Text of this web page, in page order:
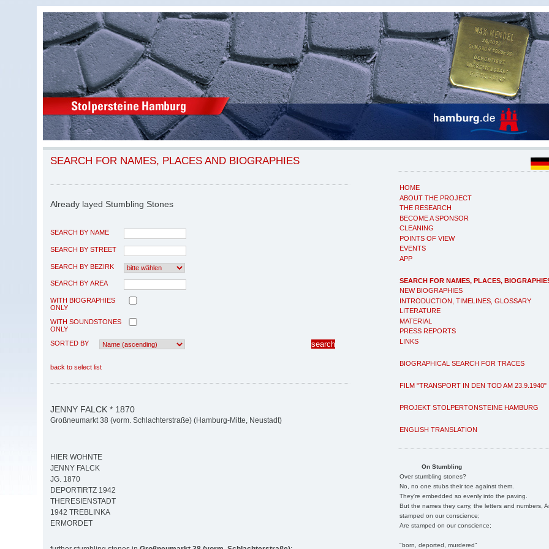
HOME
ABOUT THE PROJECT
THE RESEARCH
BECOME A SPONSOR
CLEANING
POINTS OF VIEW
EVENTS
APP
SEARCH FOR NAMES, PLACES,
NEW BIOGRAPHIES
INTRODUCTION, TIMELINES, GLOSSARY
LITERATURE
MATERIAL
PRESS REPORTS
LINKS
BIOGRAPHICAL SEARCH FOR TRACES
FILM "TRANSPORT IN DEN TOD AM 23.9.1940"
PROJEKT STOLPERTONSTEINE HAMBURG
ENGLISH TRANSLATION
On Stumbling
Over stumbling stones?
No, no one stubs their toe against them.
They're embedded so evenly into the paving.
But the names they carry, the letters and numbers,
stamped on our conscience;
Are stamped on our conscience;
"born, deported, murdered"
SEARCH FOR NAMES, PLACES AND BIOGRAPHIES
Already layed Stumbling Stones
SEARCH BY NAME
SEARCH BY STREET
SEARCH BY BEZIRK
SEARCH BY AREA
WITH BIOGRAPHIES
ONLY
WITH SOUNDSTONES
ONLY
SORTED BY
back to select list
JENNY FALCK * 1870
Großneumarkt 38 (vorm. Schlachterstraße) (Hamburg-Mitte, Neustadt)
HIER WOHNTE
JENNY FALCK
JG. 1870
DEPORTIRTZ 1942
THERESIENSTADT
1942 TREBLINKA
ERMORDET